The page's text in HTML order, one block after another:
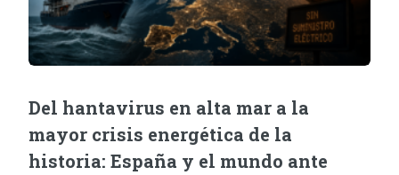
Del hantavirus en alta mar a la
mayor crisis energética de la
historia: España y el mundo ante